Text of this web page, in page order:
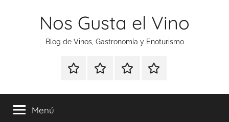
Nos Gusta el Vino
Blog de Vinos, Gastronomía y Enoturismo
Especial
Tonics
Enoturismo
Gastronomía
RankingContacto
Menú